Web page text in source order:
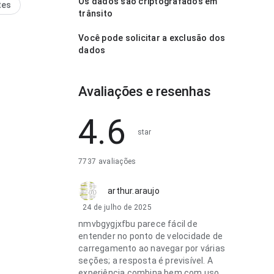
trânsito
Você pode solicitar a exclusão dos
dados
Avaliações e resenhas
4.6 star
7737 avaliações
arthur.araujo
24 de julho de 2025
nmvbgygjxfbu parece fácil de
entender no ponto de velocidade de
carregamento ao navegar por várias
seções; a resposta é previsível. A